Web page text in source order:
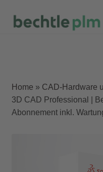
Skip
Skip
Home » CAD-Hardware
3D CAD Professional |
Abonnement inkl.